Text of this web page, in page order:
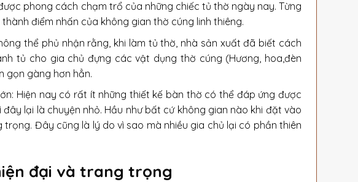
phong cách chạm trổ của những chiếc tủ thờ ngày nay. Từng
điểm nhấn của không gian thờ cúng linh thiêng.
thể phủ nhận rằng, khi làm tủ thờ, nhà sản xuất đã biết cách
tủ cho gia chủ đựng các vật dụng thờ cúng (Hương, hoa,đèn
gọn gàng hơn hẳn.
Hiện nay có rất ít những thiết kế bàn thờ có thể đáp ứng được
lại là chuyện nhỏ. Hầu như bất cứ không gian nào khi đặt vào
Đây cũng là lý do vì sao mà nhiều gia chủ lại có phần thiên
đại và trang trọng